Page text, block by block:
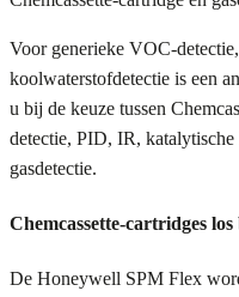
Voor generieke VOC-
koolwaterstofdetectie is een
u bij de keuze tussen
detectie, PID, IR,
gasdetectie.
Chemcassette-cartridges los
De Honeywell SPM Flex